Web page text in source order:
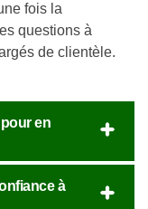
fois la
questions à
de clientèle.
en
à